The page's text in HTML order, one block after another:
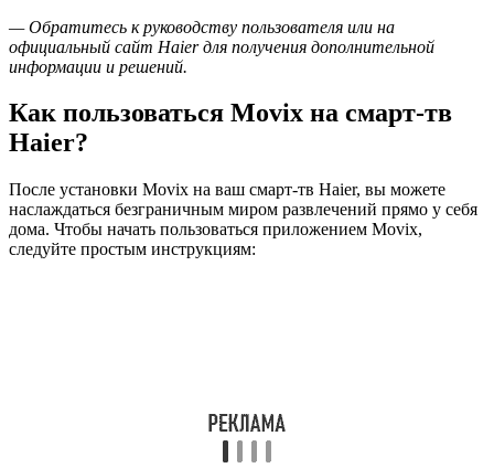
— Обратитесь к руководству пользователя или на
официальный сайт Haier для получения дополнительной
информации и решений.
Как пользоваться Movix на смарт-тв
Haier?
После установки Movix на ваш смарт-тв Haier, вы можете
наслаждаться безграничным миром развлечений прямо у себя
дома. Чтобы начать пользоваться приложением Movix,
следуйте простым инструкциям: